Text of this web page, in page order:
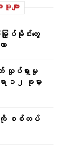
ျား
ေမြှုပ်မိုင်းတွေ
ာ
လှုပ်ရှားမှု
ာ ၁၂ ခုမှာ
ြို့ကို စစ်တပ်